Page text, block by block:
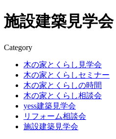
施設建築見学会
Category
木の家とくらし見学会
木の家とくらしセミナー
木の家とくらしの時間
木の家とくらし相談会
yess建築見学会
リフォーム相談会
施設建築見学会